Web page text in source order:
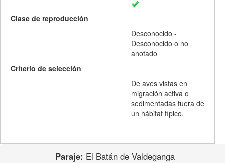
Clase de reproducción
Desconocido -
Desconocido o no
anotado
Criterio de selección
De aves vistas en
migración activa o
sedimentadas fuera de
un hábitat típico.
Paraje: El Batán de Valdeganga